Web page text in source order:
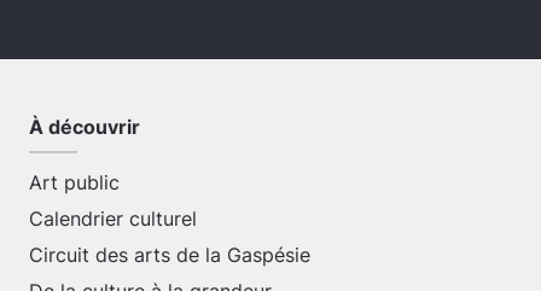
À découvrir
Art public
Calendrier culturel
Circuit des arts de la Gaspésie